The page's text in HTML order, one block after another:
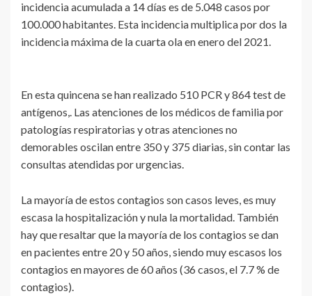
incidencia acumulada a 14 días es de 5.048 casos por
100.000 habitantes. Esta incidencia multiplica por dos la
incidencia máxima de la cuarta ola en enero del 2021.
En esta quincena se han realizado 510 PCR y 864 test de
antígenos,. Las atenciones de los médicos de familia por
patologías respiratorias y otras atenciones no
demorables oscilan entre 350 y 375 diarias, sin contar las
consultas atendidas por urgencias.
La mayoría de estos contagios son casos leves, es muy
escasa la hospitalización y nula la mortalidad. También
hay que resaltar que la mayoría de los contagios se dan
en pacientes entre 20 y 50 años, siendo muy escasos los
contagios en mayores de 60 años (36 casos, el 7.7 % de
contagios).